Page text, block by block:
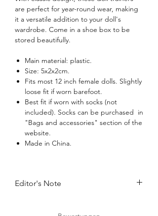
are perfect for year-round wear, making
it a versatile addition to your doll's
wardrobe. Come in a shoe box to be
stored beautifully.
Main material: plastic.
Size: 5x2x2cm.
Fits most 12 inch female dolls. Slightly
loose fit if worn barefoot.
Best fit if worn with socks (not
included). Socks can be purchased in
"Bags and accessories" section of the
website.
Made in China.
Editor's Note
wanted doll sneakers. Inject a dose of